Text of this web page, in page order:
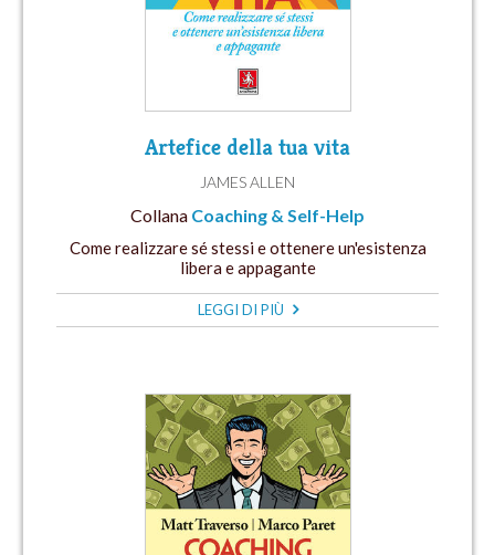
Artefice della tua vita
JAMES ALLEN
Collana Coaching & Self-Help
Come realizzare sé stessi e ottenere un'esistenza
libera e appagante
LEGGI DI PIÙ